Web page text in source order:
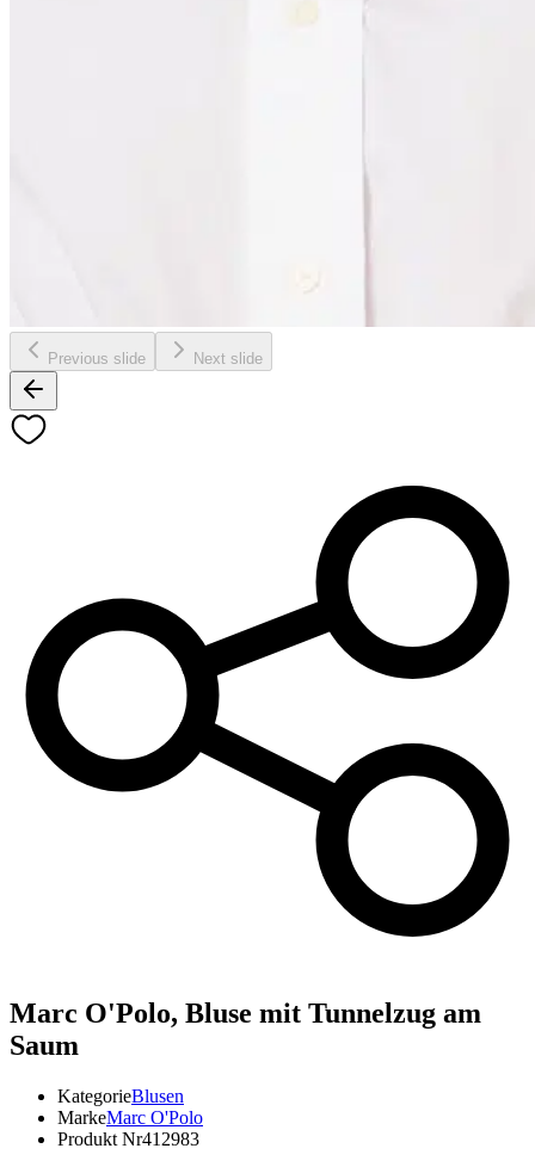
Previous slide Next slide
Marc O'Polo, Bluse mit Tunnelzug am
Saum
KategorieBlusen
MarkeMarc O'Polo
Produkt Nr412983